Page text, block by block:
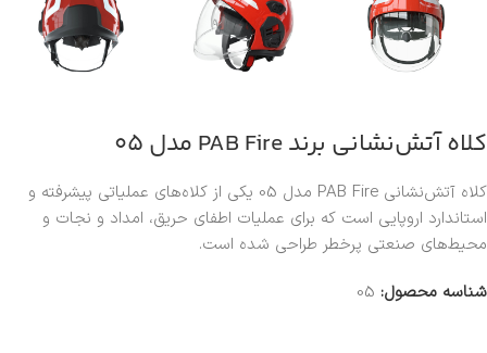
کلاه آتش‌نشانی برند PAB Fire مدل 05
کلاه آتش‌نشانی PAB Fire مدل 05 یکی از کلاه‌های عملیاتی پیشرفته و
استاندارد اروپایی است که برای عملیات اطفای حریق، امداد و نجات و
محیط‌های صنعتی پرخطر طراحی شده است.
شناسه محصول: 05